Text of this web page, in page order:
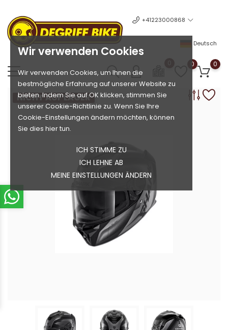
Wir verwenden Cookies
Wir verwenden Cookies, um Ihnen die
bestmögliche Erfahrung auf unserer Website zu
bieten. Indem Sie auf OK klicken, stimmen Sie
unserer Cookie-Richtlinie zu. Wenn Sie Ihre
Cookie-Einstellungen ändern möchten, können
Sie dies hier tun.
ICH STIMME ZU
ICH LEHNE AB
MEINE EINSTELLUNGEN ÄNDERN
+41223000868
Deutsch
0 0
NICHT AUF LAGER